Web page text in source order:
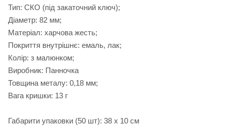
Тип: СКО (під закаточний ключ);
Діаметр: 82 мм;
Матеріал: харчова жесть;
Покриття внутрішнє: емаль, лак;
Колір: з малюнком;
Виробник: Панночка
Товщина металу: 0,18 мм;
Вага кришки: 13 г
Габарити упаковки (50 шт): 38 х 10 см